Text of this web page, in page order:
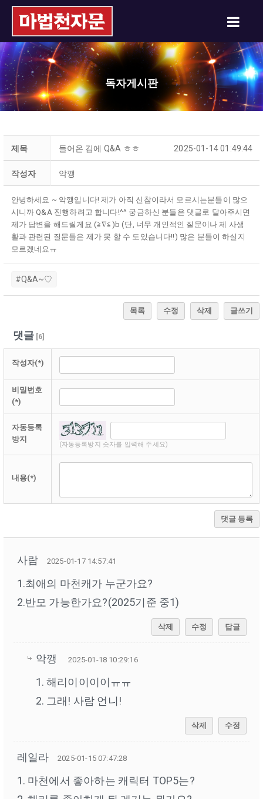
독자게시판
제목 들어온 김에 Q&A ㅎㅎ 2025-01-14 01:49:44
작성자 악깽
안녕하세요 ~ 악깽입니다! 제가 아직 신참이라서 모르시는분들이 많으
시니까 Q&A 진행하려고 합니다!^^ 궁금하신 분들은 댓글로 달아주시면
제가 답변을 해드릴게요 (≧∇≦)b (단, 너무 개인적인 질문이나 제 사생
활과 관련된 질문들은 제가 못 할 수 도있습니다!!) 많은 분들이 하실지
모르겠네요ㅠ
#Q&A~♡
목록 수정 삭제 글쓰기
댓글[6]
작성자(*)
비밀번호
(*)
자동등록
방지
(자동등록방지 숫자를 입력해 주세요)
내용(*)
댓글 등록
사람 2025-01-17 14:57:41
1.최애의 마천캐가 누군가요?
2.반모 가능한가요?(2025기준 중1)
삭제 수정 답글
악깽 2025-01-18 10:29:16
1. 해리이이이이ㅠㅠ
2. 그래! 사람 언니!
삭제 수정
레일라 2025-01-15 07:47:28
1. 마천에서 좋아하는 캐릭터 TOP5는?